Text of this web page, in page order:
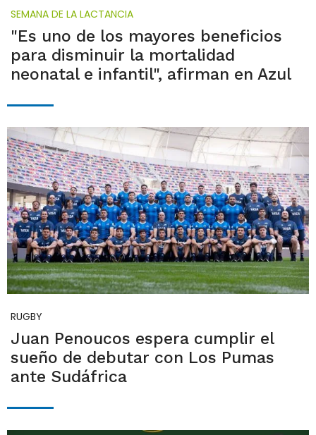
SEMANA DE LA LACTANCIA
"Es uno de los mayores beneficios
para disminuir la mortalidad
neonatal e infantil", afirman en Azul
RUGBY
Juan Penoucos espera cumplir el
sueño de debutar con Los Pumas
ante Sudáfrica